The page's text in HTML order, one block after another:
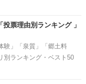
票理由別ランキング 」
験」「泉質」「郷土料
別ランキング・ベスト50